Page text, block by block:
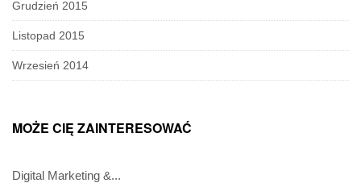
Grudzień 2015
Listopad 2015
Wrzesień 2014
MOŻE CIĘ ZAINTERESOWAĆ
Digital Marketing &...